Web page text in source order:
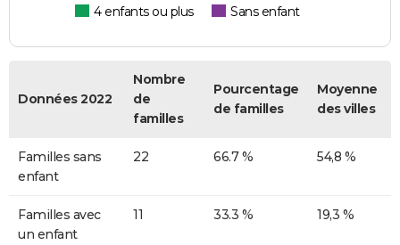
4 enfants ou plus Sans enfant
Données 2022
Nombre
de
familles
Pourcentage
de familles
Moyenne
des villes
Familles sans
enfant
22 66.7 % 54,8 %
Familles avec
un enfant
11 33.3 % 19,3 %